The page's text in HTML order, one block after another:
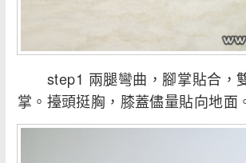
step1 兩腿彎曲，腳掌貼合，
掌。擡頭挺胸，膝蓋儘量貼向地面